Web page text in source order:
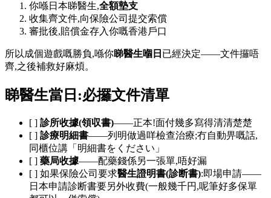
你喺日本睇醫生,全額墊支
收集齊文件,向保險公司提交索償
審批後,賠償金存入你嘅香港戶口
所以成個遊戲嘅勝負,喺你睇醫生嗰日 已經決定——文件攞唔
齊,之後補救好麻煩。
睇醫生當日:必攞文件清單
[ ] 診所收據(領収書)——正本!面付幾多寫得清清楚楚
[ ] 診療明細書——列明做過咩檢查治療;冇自動畀嘅話,
同櫃位講「明細書をください」
[ ] 藥局收據——配藥錢係另一張單,唔好漏
[ ] 如果保險公司要求醫生證明書(診断書):即場申請——
日本申請診断書要另外收費(一般幾千円,呢筆好多保單